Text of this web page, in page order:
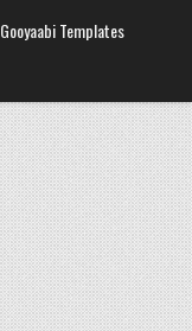
Gooyaabi Templates